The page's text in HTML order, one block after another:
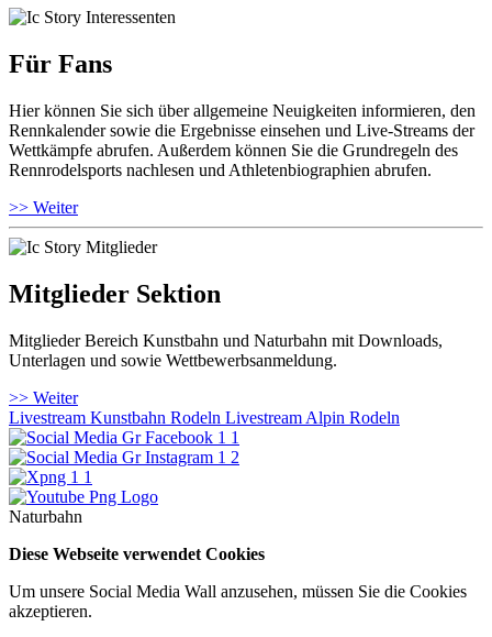
Für Fans
Hier können Sie sich über allgemeine Neuigkeiten informieren, den
Rennkalender sowie die Ergebnisse einsehen und Live-Streams der
Wettkämpfe abrufen. Außerdem können Sie die Grundregeln des
Rennrodelsports nachlesen und Athletenbiographien abrufen.
>> Weiter
Mitglieder Sektion
Mitglieder Bereich Kunstbahn und Naturbahn mit Downloads,
Unterlagen und sowie Wettbewerbsanmeldung.
>> Weiter
Livestream Kunstbahn Rodeln Livestream Alpin Rodeln
Naturbahn
Diese Webseite verwendet Cookies
Um unsere Social Media Wall anzusehen, müssen Sie die Cookies
akzeptieren.